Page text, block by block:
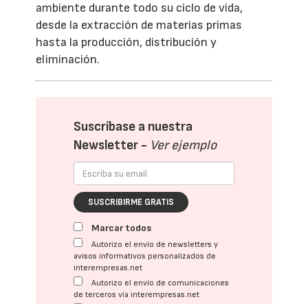
ambiente durante todo su ciclo de vida,
desde la extracción de materias primas
hasta la producción, distribución y
eliminación.
Suscríbase a nuestra
Newsletter - Ver ejemplo
SUSCRIBIRME GRATIS
Marcar todos
Autorizo el envío de newsletters y
avisos informativos personalizados de
interempresas.net
Autorizo el envío de comunicaciones
de terceros vía interempresas.net